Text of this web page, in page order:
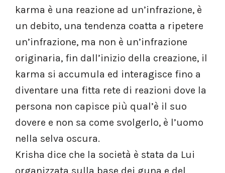
karma è una reazione ad un’infrazione, è
un debito, una tendenza coatta a ripetere
un’infrazione, ma non è un’infrazione
originaria, fin dall’inizio della creazione, il
karma si accumula ed interagisce fino a
diventare una fitta rete di reazioni dove la
persona non capisce più qual’è il suo
dovere e non sa come svolgerlo, è l’uomo
nella selva oscura.
Krisha dice che la società è stata da Lui